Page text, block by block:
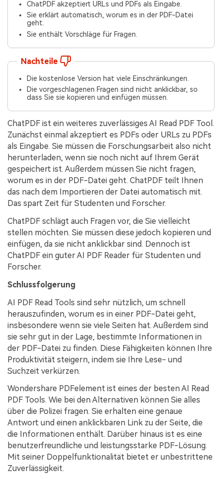
ChatPDF akzeptiert URLs und PDFs als Eingabe.
Sie erklärt automatisch, worum es in der PDF-Datei
geht.
Sie enthält Vorschläge für Fragen.
Nachteile
Die kostenlose Version hat viele Einschränkungen.
Die vorgeschlagenen Fragen sind nicht anklickbar, so
dass Sie sie kopieren und einfügen müssen.
ChatPDF ist ein weiteres zuverlässiges AI Read PDF Tool.
Zunächst einmal akzeptiert es PDFs oder URLs zu PDFs
als Eingabe. Sie müssen die Forschungsarbeit also nicht
herunterladen, wenn sie noch nicht auf Ihrem Gerät
gespeichert ist. Außerdem müssen Sie nicht fragen,
worum es in der PDF-Datei geht. ChatPDF teilt Ihnen
das nach dem Importieren der Datei automatisch mit.
Das spart Zeit für Studenten und Forscher.
ChatPDF schlägt auch Fragen vor, die Sie vielleicht
stellen möchten. Sie müssen diese jedoch kopieren und
einfügen, da sie nicht anklickbar sind. Dennoch ist
ChatPDF ein guter AI PDF Reader für Studenten und
Forscher.
Schlussfolgerung
AI PDF Read Tools sind sehr nützlich, um schnell
herauszufinden, worum es in einer PDF-Datei geht,
insbesondere wenn sie viele Seiten hat. Außerdem sind
sie sehr gut in der Lage, bestimmte Informationen in
der PDF-Datei zu finden. Diese Fähigkeiten können Ihre
Produktivität steigern, indem sie Ihre Lese- und
Suchzeit verkürzen.
Wondershare PDFelement ist eines der besten AI Read
PDF Tools. Wie bei den Alternativen können Sie alles
über die Polizei fragen. Sie erhalten eine genaue
Antwort und einen anklickbaren Link zu der Seite, die
die Informationen enthält. Darüber hinaus ist es eine
benutzerfreundliche und leistungsstarke PDF-Lösung.
Mit seiner Doppelfunktionalität bietet er unbestrittene
Zuverlässigkeit.